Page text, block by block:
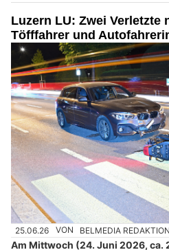
Luzern LU: Zwei Verletzte
Töfffahrer und
25.06.26 VON BELMEDIA REDAKTION
Am Mittwoch (24. Juni 2026, ca.